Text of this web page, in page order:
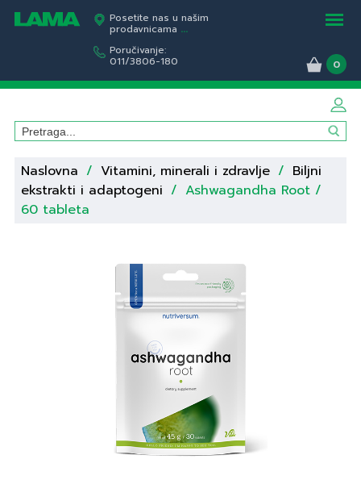
Posetite nas u našim
prodavnicama ...
Poručivanje:
011/3806-180 0
Naslovna / Vitamini, minerali i zdravlje / Biljni
ekstrakti i adaptogeni / Ashwagandha Root /
60 tableta